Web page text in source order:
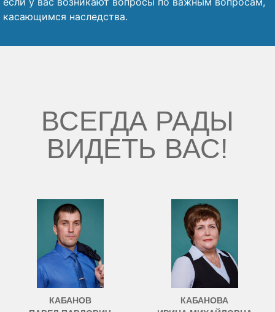
касающимся наследства.
ВСЕГДА РАДЫ
ВИДЕТЬ ВАС!
КАБАНОВ
КАБАНОВА